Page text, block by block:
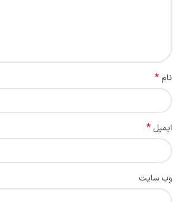
نام *
ایمیل *
وب‌ سایت